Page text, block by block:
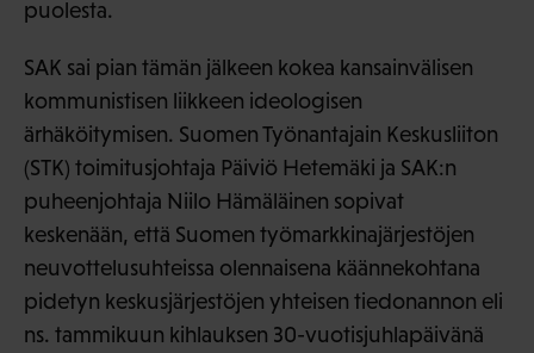
puolesta.
SAK sai pian tämän jälkeen kokea kansainvälisen
kommunistisen liikkeen ideologisen
ärhäköitymisen. Suomen Työnantajain Keskusliiton
(STK) toimitusjohtaja Päiviö Hetemäki ja SAK:n
puheenjohtaja Niilo Hämäläinen sopivat
keskenään, että Suomen työmarkkinajärjestöjen
neuvottelusuhteissa olennaisena käännekohtana
pidetyn keskusjärjestöjen yhteisen tiedonannon eli
ns. tammikuun kihlauksen 30-vuotisjuhlapäivänä